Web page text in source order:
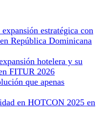
estratégica con
República Dominicana
hotelera y su
FITUR 2026
que apenas
en HOTCON 2025 en